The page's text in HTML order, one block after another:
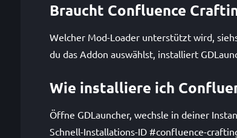
Braucht Confluence
Welcher Mod-Loader unterstützt wird,
du das Addon auswählst, installiert
Wie installiere ich
Öffne GDLauncher, wechsle in deiner
Schnell-Installations-ID #confluence-